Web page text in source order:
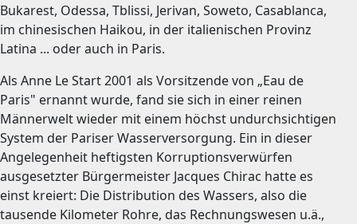
Bukarest, Odessa, Tblissi, Jerivan, Soweto, Casablanca,
im chinesischen Haikou, in der italienischen Provinz
Latina ... oder auch in Paris.
Als Anne Le Start 2001 als Vorsitzende von „Eau de
Paris" ernannt wurde, fand sie sich in einer reinen
Männerwelt wieder mit einem höchst undurchsichtigen
System der Pariser Wasserversorgung. Ein in dieser
Angelegenheit heftigsten Korruptionsverwürfen
ausgesetzter Bürgermeister Jacques Chirac hatte es
einst kreiert: Die Distribution des Wassers, also die
tausende Kilometer Rohre, das Rechnungswesen u.ä.,